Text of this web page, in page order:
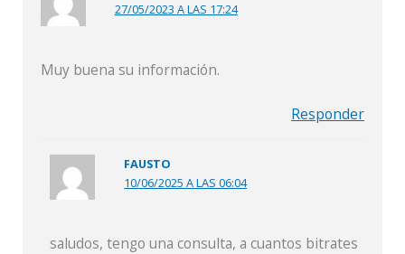
27/05/2023 A LAS 17:24
Muy buena su información.
Responder
FAUSTO
10/06/2025 A LAS 06:04
saludos, tengo una consulta, a cuantos bitrates